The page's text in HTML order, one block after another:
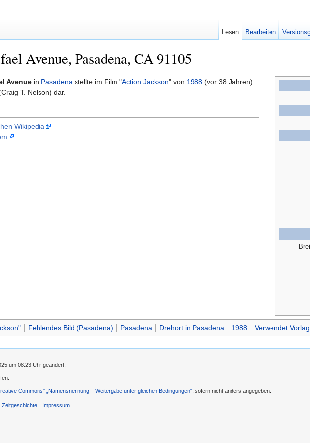
Avenue, Pasadena, CA 91105
Avenue in Pasadena stellte im Film "Action Jackson" von 1988 (vor 38 Jahren)
T. Nelson) dar.
Wikipedia
Fehlendes Bild (Pasadena) Pasadena Drehort in Pasadena 1988 Verwendet
Lesen Bearbeiten
um 08:23 Uhr geändert.
Commons'' „Namensnennung – Weitergabe unter gleichen Bedingungen“ , sofern nicht anders angegeben.
Zeitgeschichte Impressum